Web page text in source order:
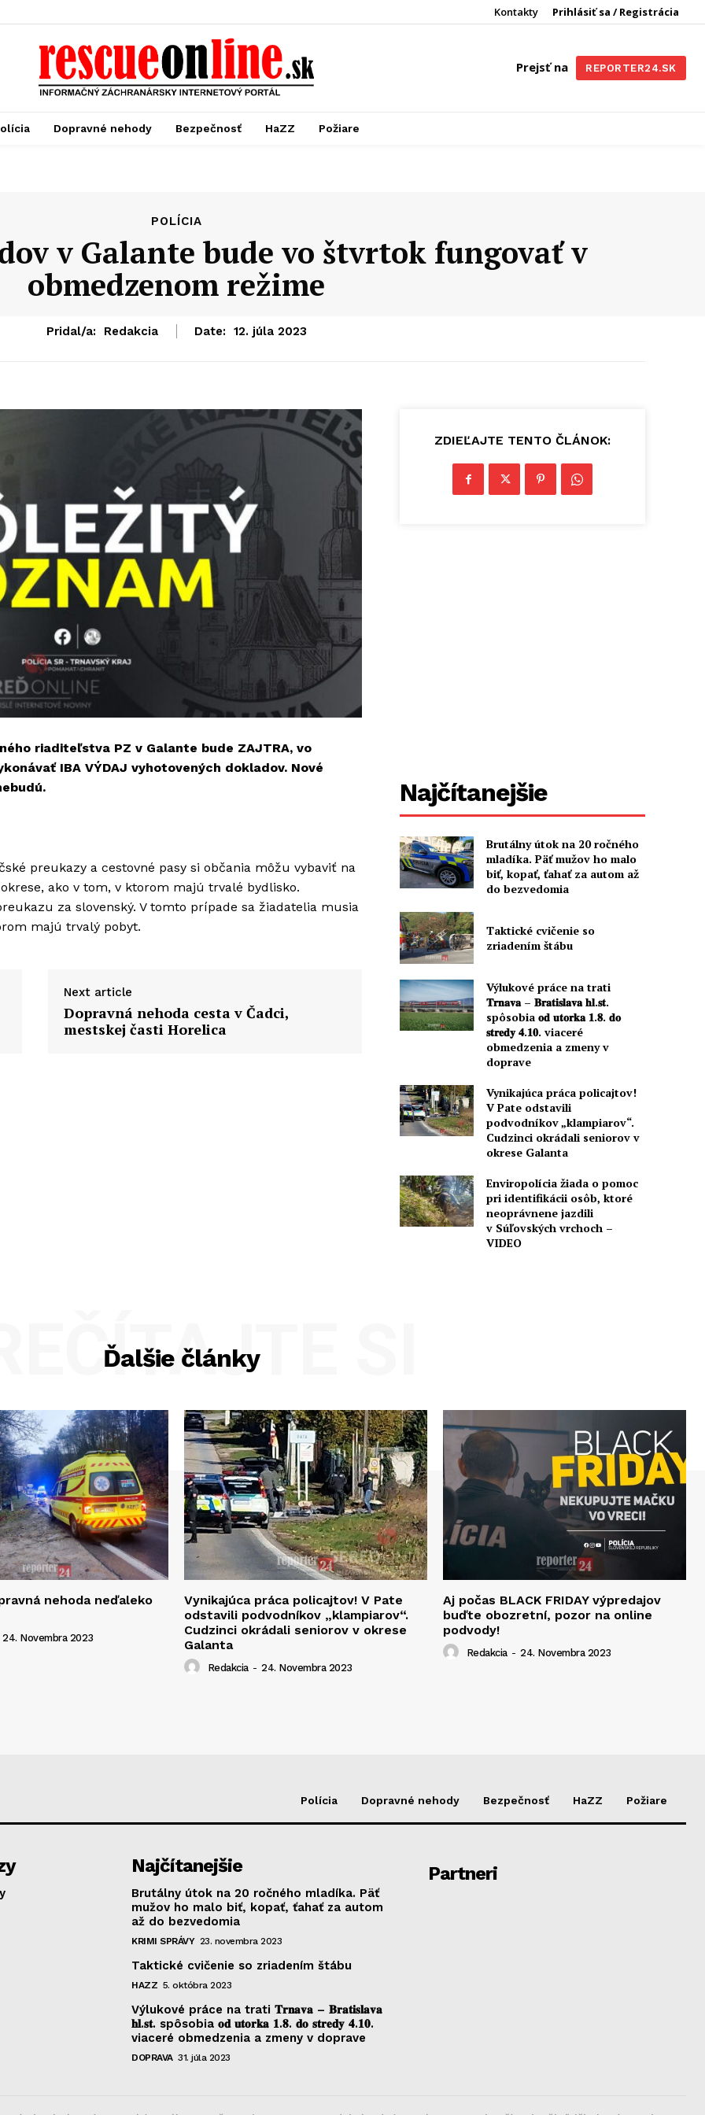
Prihlásiť sa / Registrácia
Kontakty
Prejsť na REPORTER24.SK
Dopravné nehody Bezpečnosť HaZZ Požiare
POLÍCIA
v Galante bude vo štvrtok fungovať v
obmedzenom režime
Pridal/a: Redakcia Date: 12. júla 2023
riaditeľstva PZ v Galante bude ZAJTRA, vo
IBA VÝDAJ vyhotovených dokladov. Nové
preukazy a cestovné pasy si občania môžu vybaviť na
ako v tom, v ktorom majú trvalé bydlisko.
za slovenský. V tomto prípade sa žiadatelia musia
majú trvalý pobyt.
Next article
Dopravná nehoda cesta v Čadci,
mestskej časti Horelica
ZDIEĽAJTE TENTO ČLÁNOK:
Najčítanejšie
Brutálny útok na 20 ročného
mladíka. Päť mužov ho malo
biť, kopať, ťahať za autom až
do bezvedomia
Taktické cvičenie so
zriadením štábu
Výlukové práce na trati
𝐓𝐫𝐧𝐚𝐯𝐚 – 𝐁𝐫𝐚𝐭𝐢𝐬𝐥𝐚𝐯𝐚 𝐡𝐥.𝐬𝐭.
spôsobia 𝐨𝐝 𝐮𝐭𝐨𝐫𝐤𝐚 𝟏.𝟖. 𝐝𝐨
𝐬𝐭𝐫𝐞𝐝𝐲 𝟒.𝟏𝟎. viaceré
obmedzenia a zmeny v
doprave
Vynikajúca práca policajtov!
V Pate odstavili
podvodníkov „klampiarov“.
Cudzinci okrádali seniorov v
okrese Galanta
Enviropolícia žiada o pomoc
pri identifikácii osôb, ktoré
neoprávnene jazdili
v Súľovských vrchoch –
VIDEO
Ďalšie články SI
nehoda neďaleko
24. Novembra 2023
Vynikajúca práca policajtov! V Pate
odstavili podvodníkov „klampiarov“.
Cudzinci okrádali seniorov v okrese
Galanta
Redakcia - 24. Novembra 2023
Aj počas BLACK FRIDAY výpredajov
buďte obozretní, pozor na online
podvody!
Redakcia - 24. Novembra 2023
Polícia Dopravné nehody Bezpečnosť HaZZ Požiare
Najčítanejšie
Brutálny útok na 20 ročného mladíka. Päť
mužov ho malo biť, kopať, ťahať za autom
až do bezvedomia
KRIMI SPRÁVY 23. novembra 2023
Taktické cvičenie so zriadením štábu
HAZZ 5. októbra 2023
Výlukové práce na trati 𝐓𝐫𝐧𝐚𝐯𝐚 – 𝐁𝐫𝐚𝐭𝐢𝐬𝐥𝐚𝐯𝐚
𝐡𝐥.𝐬𝐭. spôsobia 𝐨𝐝 𝐮𝐭𝐨𝐫𝐤𝐚 𝟏.𝟖. 𝐝𝐨 𝐬𝐭𝐫𝐞𝐝𝐲 𝟒.𝟏𝟎.
viaceré obmedzenia a zmeny v doprave
DOPRAVA 31. júla 2023
Partneri